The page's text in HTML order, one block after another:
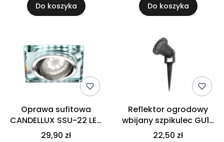
Do koszyka Do koszyka
Oprawa sufitowa
CANDELLUX SSU-22 LED
BIAŁY OCZKO
29,90 zł
Reflektor ogrodowy
wbijany szpikulec GU10
lampa
22,50 zł